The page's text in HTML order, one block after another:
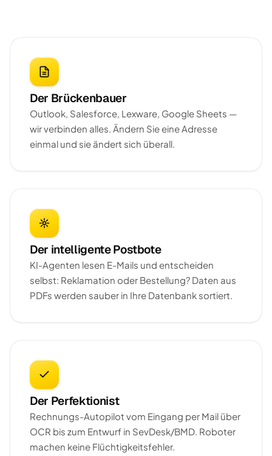
Der Brückenbauer
Outlook, Salesforce, Lexware, Google Sheets —
wir verbinden alles. Ändern Sie eine Adresse
einmal und sie ändert sich überall.
Der intelligente Postbote
KI-Agenten lesen E-Mails und entscheiden
selbst: Reklamation oder Bestellung? Daten aus
PDFs werden sauber in Ihre Datenbank sortiert.
Der Perfektionist
Rechnungs-Autopilot vom Eingang per Mail über
OCR bis zum Entwurf in SevDesk/BMD. Roboter
machen keine Flüchtigkeitsfehler.